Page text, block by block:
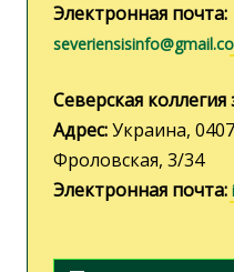
Электронная почта:
Северская
Адрес:Украина,
Фроловская, 3/34
Электронная почта: